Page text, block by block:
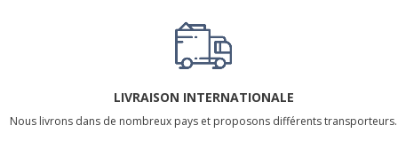
LIVRAISON INTERNATIONALE
Nous livrons dans de nombreux pays et proposons différents transporteurs.